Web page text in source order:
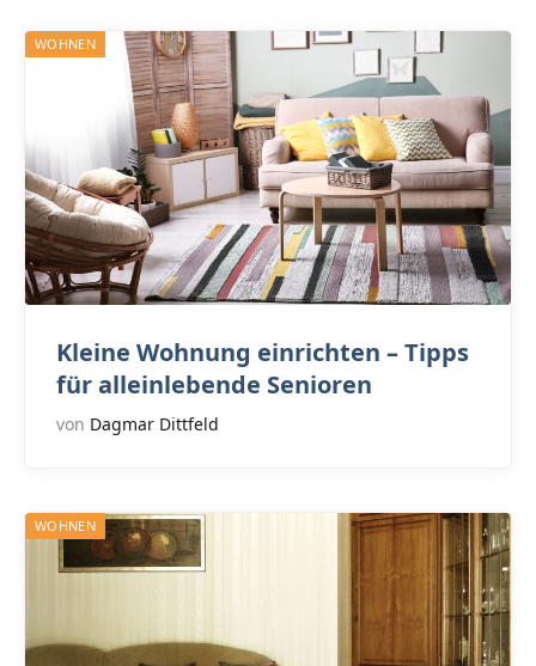
WOHNEN
Kleine Wohnung einrichten – Tipps
für alleinlebende Senioren
von Dagmar Dittfeld
WOHNEN